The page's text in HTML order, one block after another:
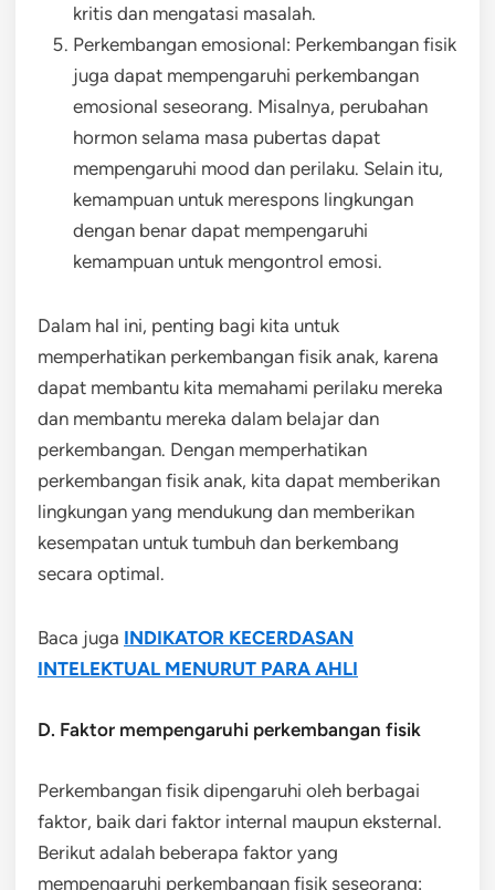
kritis dan mengatasi masalah.
Perkembangan emosional: Perkembangan fisik
juga dapat mempengaruhi perkembangan
emosional seseorang. Misalnya, perubahan
hormon selama masa pubertas dapat
mempengaruhi mood dan perilaku. Selain itu,
kemampuan untuk merespons lingkungan
dengan benar dapat mempengaruhi
kemampuan untuk mengontrol emosi.
Dalam hal ini, penting bagi kita untuk
memperhatikan perkembangan fisik anak, karena
dapat membantu kita memahami perilaku mereka
dan membantu mereka dalam belajar dan
perkembangan. Dengan memperhatikan
perkembangan fisik anak, kita dapat memberikan
lingkungan yang mendukung dan memberikan
kesempatan untuk tumbuh dan berkembang
secara optimal.
Baca juga INDIKATOR KECERDASAN
INTELEKTUAL MENURUT PARA AHLI
D. Faktor mempengaruhi perkembangan fisik
Perkembangan fisik dipengaruhi oleh berbagai
faktor, baik dari faktor internal maupun eksternal.
Berikut adalah beberapa faktor yang
mempengaruhi perkembangan fisik seseorang: